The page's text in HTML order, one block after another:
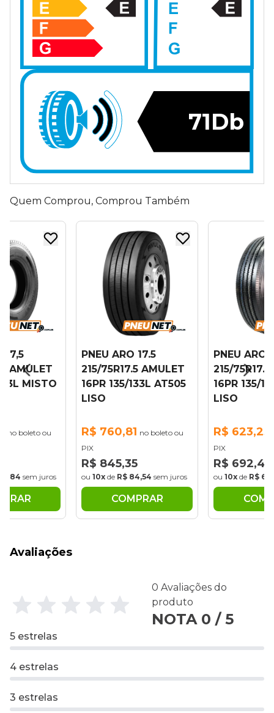
71Db
Quem Comprou, Comprou Também
17,5
AMULET
MISTO
no boleto ou
sem juros
PNEU ARO 17.5
215/75R17.5 AMULET
16PR 135/133L AT505
LISO
R$ 760,81 no boleto ou
PIX
R$ 845,35
ou 10x de R$ 84,54 sem juros
COMPRAR
PNEU ARO
215/75R17.5
16PR 135/
LISO
R$ 623,23
PIX
R$ 692,48
ou 10x de R$
Avaliações
0 Avaliações do
produto
NOTA 0 / 5
5 estrelas
4 estrelas
3 estrelas